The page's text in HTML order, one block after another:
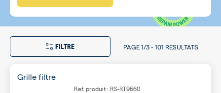
FILTRE PAGE1/3-101 RESULTATS
Grille filtre
Ref. produit : RS-RT9660